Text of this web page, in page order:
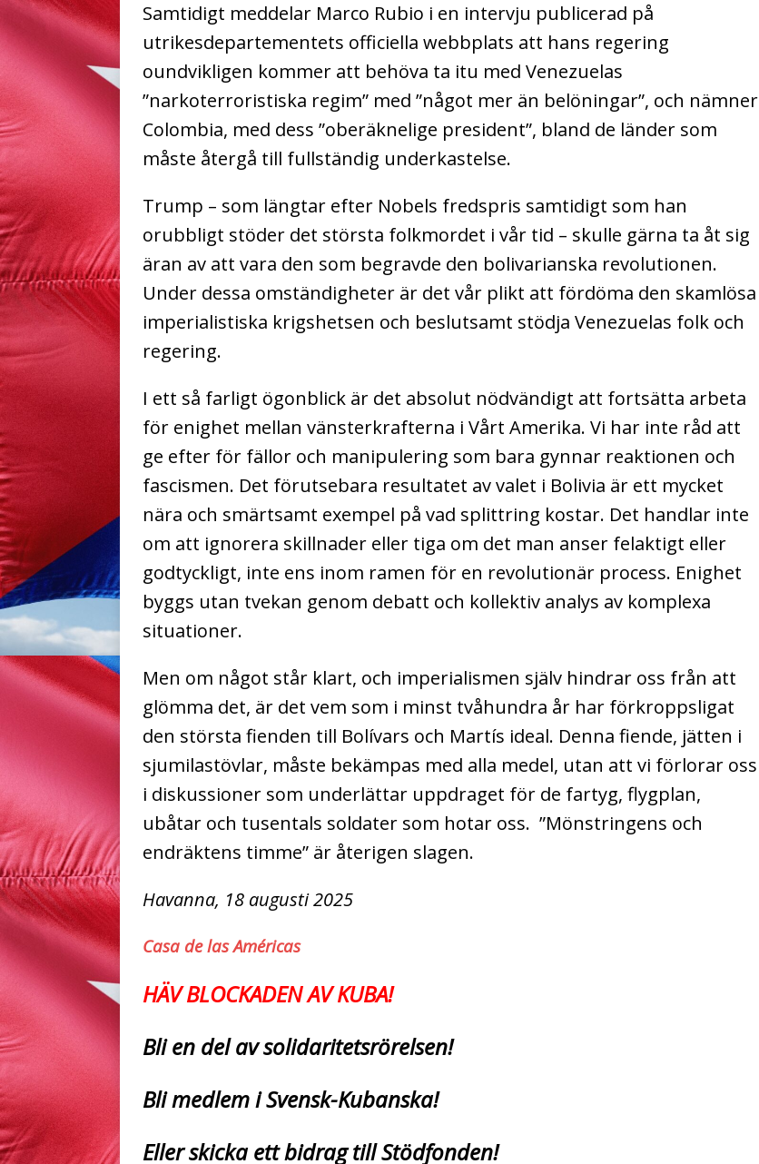
Samtidigt meddelar Marco Rubio i en intervju publicerad på
utrikesdepartementets officiella webbplats att hans regering
oundvikligen kommer att behöva ta itu med Venezuelas
”narkoterroristiska regim” med ”något mer än belöningar”, och nämner
Colombia, med dess ”oberäknelige president”, bland de länder som
måste återgå till fullständig underkastelse.
Trump – som längtar efter Nobels fredspris samtidigt som han
orubbligt stöder det största folkmordet i vår tid – skulle gärna ta åt sig
äran av att vara den som begravde den bolivarianska revolutionen.
Under dessa omständigheter är det vår plikt att fördöma den skamlösa
imperialistiska krigshetsen och beslutsamt stödja Venezuelas folk och
regering.
I ett så farligt ögonblick är det absolut nödvändigt att fortsätta arbeta
för enighet mellan vänsterkrafterna i Vårt Amerika. Vi har inte råd att
ge efter för fällor och manipulering som bara gynnar reaktionen och
fascismen. Det förutsebara resultatet av valet i Bolivia är ett mycket
nära och smärtsamt exempel på vad splittring kostar. Det handlar inte
om att ignorera skillnader eller tiga om det man anser felaktigt eller
godtyckligt, inte ens inom ramen för en revolutionär process. Enighet
byggs utan tvekan genom debatt och kollektiv analys av komplexa
situationer.
Men om något står klart, och imperialismen själv hindrar oss från att
glömma det, är det vem som i minst tvåhundra år har förkroppsligat
den största fienden till Bolívars och Martís ideal. Denna fiende, jätten i
sjumilastövlar, måste bekämpas med alla medel, utan att vi förlorar oss
i diskussioner som underlättar uppdraget för de fartyg, flygplan,
ubåtar och tusentals soldater som hotar oss. ”Mönstringens och
endräktens timme” är återigen slagen.
Havanna, 18 augusti 2025
Casa de las Américas
HÄV BLOCKADEN AV KUBA!
Bli en del av solidaritetsrörelsen!
Bli medlem i Svensk-Kubanska!
Eller skicka ett bidrag till Stödfonden!